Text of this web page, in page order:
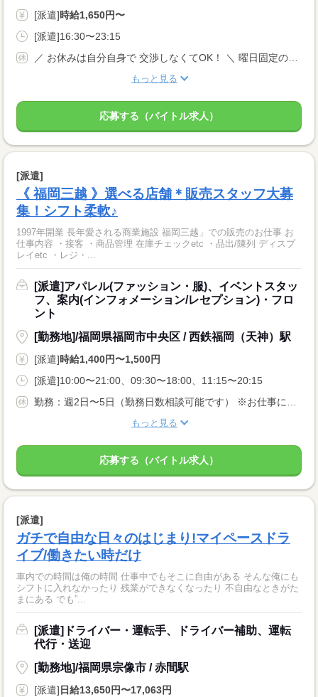
[派遣]時給1,650円〜
[派遣]16:30〜23:15
もっと見る
応募する（バイトル求人）
[派遣]
《 福岡三越 》選べる店舗＊販売スタッフ大募
集！シフト柔軟♪
1997年開業 長年愛される商業施設 福岡三越」での販売のお仕事 お
仕事内容 ・接客 ・商品管理 在庫チェックetc ・品出/陳列 ディスプ
レイetc ・レジ・...
[派遣]アパレル(ファッション・服)、イベントスタッ
フ、案内(インフォメーション/レセプション)・フロ
ント
[勤務地]/福岡県福岡市中央区 / 西鉄福岡（天神）駅
[派遣]時給1,400円〜1,500円
[派遣]10:00〜21:00、09:30〜18:00、11:15〜20:15
もっと見る
応募する（バイトル求人）
[派遣]
ガチで自由な日々のはじまり!マイペースドラ
イブ/働きたい時だけ
車内での時間は俺の時間 仕事中でもそこに自由がある そんな俺にも
シフトに入れなかったり 残業ができなくなったり 不自由なときがた
まにある でも”...
[派遣]ドライバー・運転手、ドライバー補助、運転
代行・送迎
[勤務地]/福岡県宗像市 / 赤間駅
[派遣] 日給13,650円〜17,063円